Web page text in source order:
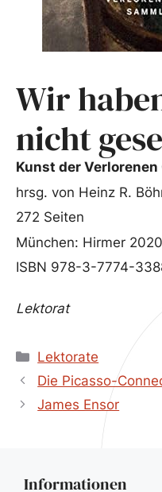
Wir
nicht
Kunst der Verlorenen
hrsg. von Heinz R.
272 Seiten
München: Hirmer 2020
ISBN 978-3-7774-
Lektorat
Kategorien
Lektorate
Die Picasso-
James Ensor
Informationen